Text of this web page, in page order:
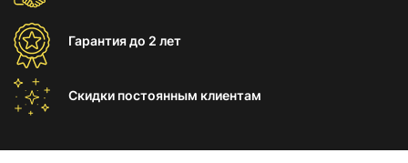
Гарантиядо 2 лет
Скидки постоянным клиентам